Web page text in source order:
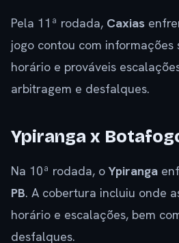
Pela 11ª rodada, Caxias
jogo contou com informações
horário e prováveis
arbitragem e desfalques.
Ypiranga x
Na 10ª rodada, oYpiranga
PB. A cobertura incluiu onde
horário e escalações, bem
desfalques.